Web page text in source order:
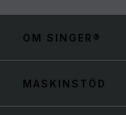
OM SINGER®
MASKINSTÖD